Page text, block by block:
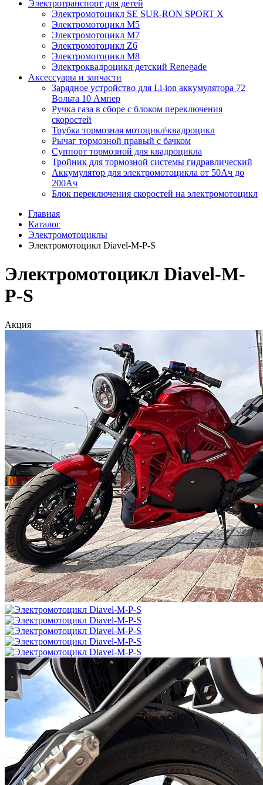
Электротранспорт для детей
Электромотоцикл SE SUR-RON SPORT X
Электромотоцикл М5
Электромотоцикл М7
Электромотоцикл Z6
Электромотоцикл М8
Электроквадроцикл детский Renegade
Аксессуары и запчасти
Зарядное устройство для Li-ion аккумулятора 72
Вольта 10 Ампер
Ручка газа в сборе с блоком переключения
скоростей
Трубка тормозная мотоцикл\квадроцикл
Рычаг тормозной правый с бачком
Суппорт тормозной для квадроцикла
Тройник для тормозной системы гидравлический
Аккумулятор для электромотоцикла от 50Ач до
200Ач
Блок переключения скоростей на электромотоцикл
Главная
Каталог
Электромотоциклы
Электромотоцикл Diavel-M-P-S
Электромотоцикл Diavel-M-
P-S
Акция